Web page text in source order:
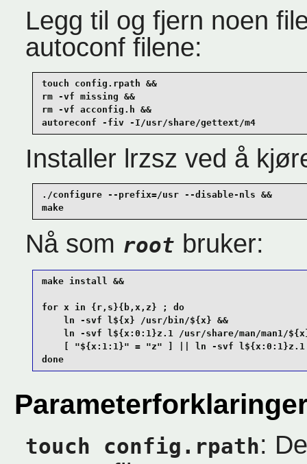
Legg til og fjern noen
autoconf filene:
touch config.rpath &&
rm -vf missing &&
rm -vf acconfig.h &&
autoreconf -fiv -I/usr/share/gettext/m4
Installer lrzsz ved å
./configure --prefix=/usr --disable-nls &&
make
Nå som root bruker:
make install &&
for x in {r,s}{b,x,z} ; do
    ln -svf l${x} /usr/bin/${x} &&
ln -svf l${x:0:1}z.1 /usr/share/man/man1/
[ "${x:1:1}" = "z" ] || ln -svf
done
touch config.rpath: